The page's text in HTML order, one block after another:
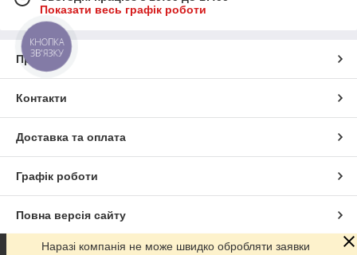
Показати весь графік роботи
Про нас
Контакти
Доставка та оплата
Графік роботи
Повна версія сайту
Наразі компанія не може швидко обробляти заявки
КНОПКА
ЗВ'ЯЗКУ